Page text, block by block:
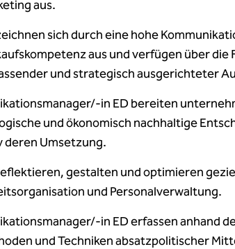
aus.
sich durch eine hohe
aus und verfügen über die
und strategisch ausgerichteter
in ED bereiten
und ökonomisch nachhaltige
deren Umsetzung.
gestalten und optimieren
und Personalverwaltung.
in ED erfassen anhand
und Techniken absatzpolitischer